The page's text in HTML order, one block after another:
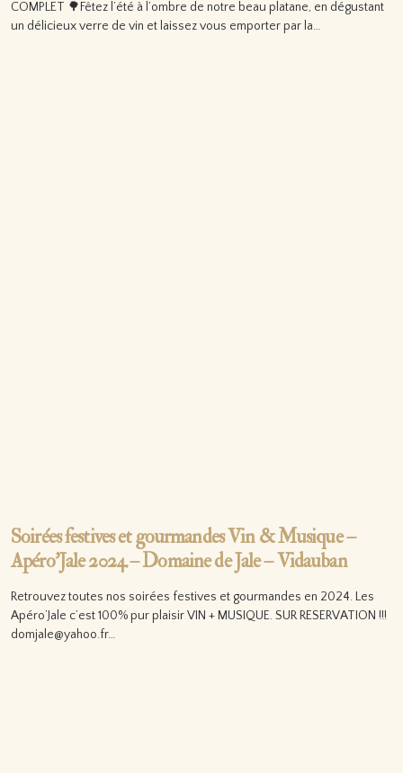
COMPLET 🌳Fêtez l’été à l’ombre de notre beau platane, en dégustant
un délicieux verre de vin et laissez vous emporter par la…
Soirées festives et gourmandes Vin & Musique –
Apéro’Jale 2024 – Domaine de Jale – Vidauban
Retrouvez toutes nos soirées festives et gourmandes en 2024. Les
Apéro’Jale c’est 100% pur plaisir VIN + MUSIQUE. SUR RESERVATION !!!
domjale@yahoo.fr…